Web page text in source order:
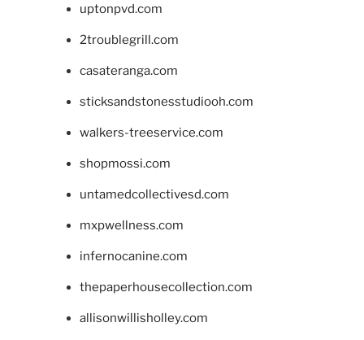
uptonpvd.com
2troublegrill.com
casateranga.com
sticksandstonesstudiooh.com
walkers-treeservice.com
shopmossi.com
untamedcollectivesd.com
mxpwellness.com
infernocanine.com
thepaperhousecollection.com
allisonwillisholley.com